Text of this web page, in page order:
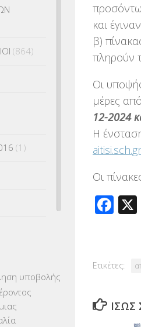
και
β)
πληρούν
Οι
μέρες
12-2024
Η
Οι
Ετικέτες:
(864)
(1)
υποβολής